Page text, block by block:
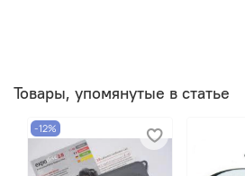
Товары, упомянутые в статье
-12%